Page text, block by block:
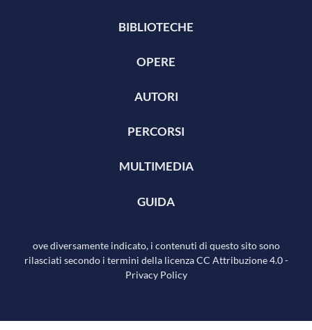
BIBLIOTECHE
OPERE
AUTORI
PERCORSI
MULTIMEDIA
GUIDA
ove diversamente indicato, i contenuti di questo sito sono
rilasciati secondo i termini della licenza CC Attribuzione 4.0-
Privacy Policy